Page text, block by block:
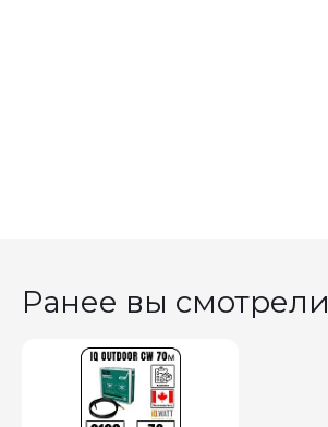
Ранее вы смотрели